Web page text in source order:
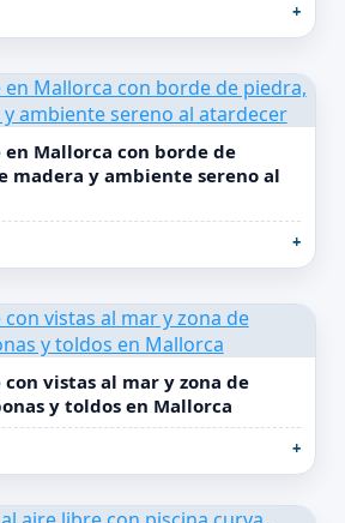
Mallorca con borde de
madera y ambiente sereno al
vistas al mar y zona de
y toldos en Mallorca